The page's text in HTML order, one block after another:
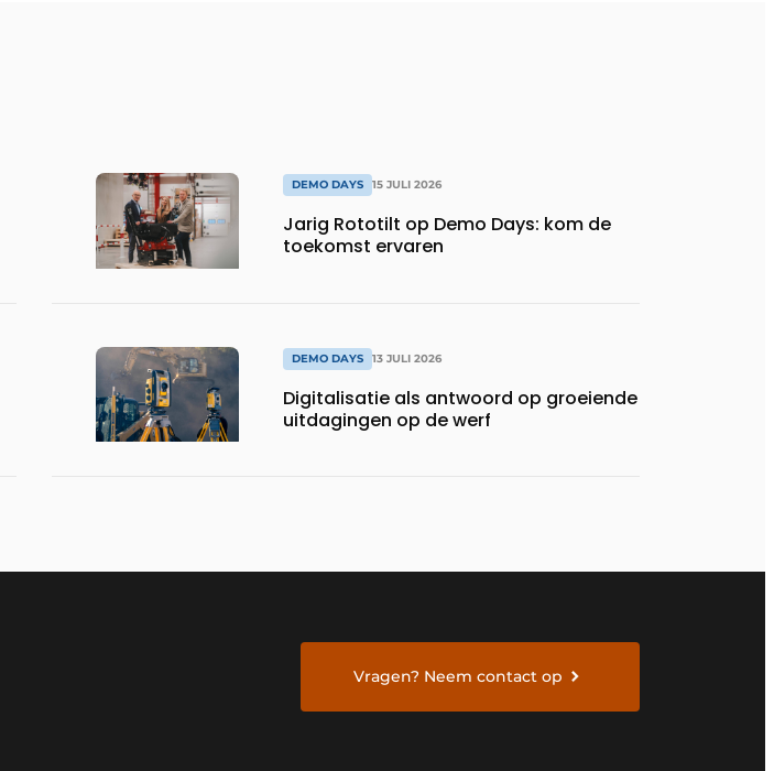
DEMO DAYS 15 JULI 2026
Jarig Rototilt op Demo Days: kom de
toekomst ervaren
DEMO DAYS 13 JULI 2026
Digitalisatie als antwoord op groeiende
uitdagingen op de werf
Vragen? Neem contact op